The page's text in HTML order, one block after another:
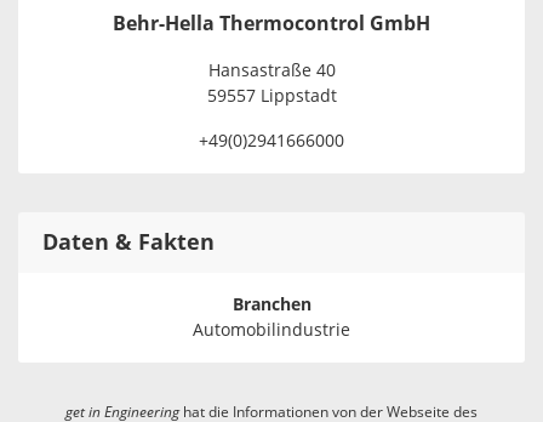
Behr-Hella Thermocontrol GmbH
Hansastraße 40
59557 Lippstadt
+49(0)2941666000
Daten & Fakten
Branchen
Automobilindustrie
get in Engineeringhat die Informationen von der Webseite des